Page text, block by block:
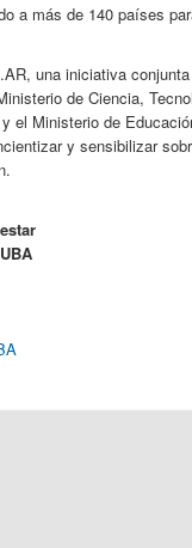
a más de 140 países
una iniciativa
de Ciencia,
el Ministerio de
y sensibilizar